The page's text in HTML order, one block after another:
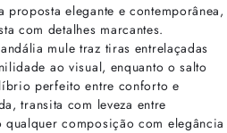
proposta elegante e contemporânea,
com detalhes marcantes.
mule traz tiras entrelaçadas
ao visual, enquanto o salto
perfeito entre conforto e
transita com leveza entre
composição com elegância